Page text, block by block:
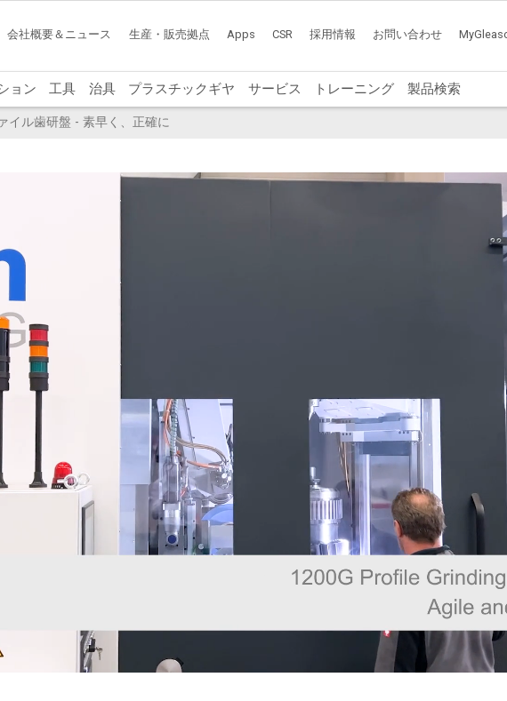
会社概要＆ニュース 生産・販売拠点 Apps CSR 採用情報 お問い合わせ
ョン 工具 治具 プラスチックギヤ サービス トレーニング 製品検索
イル歯研盤 - 素早く、正確に